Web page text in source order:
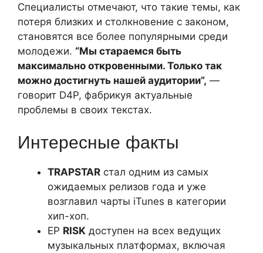
Специалисты отмечают, что такие темы, как
потеря близких и столкновение с законом,
становятся все более популярными среди
молодежи. “Мы стараемся быть
максимально откровенными. Только так
можно достигнуть нашей аудитории”, —
говорит D4P, фабрикуя актуальные
проблемы в своих текстах.
Интересные факты
TRAPSTAR стал одним из самых
ожидаемых релизов года и уже
возглавил чарты iTunes в категории
хип-хоп.
EP RISK доступен на всех ведущих
музыкальных платформах, включая